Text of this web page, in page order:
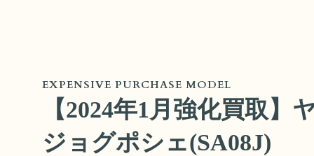
【2024年1月強化買取】
ジョグポシェ(SA08J)
EXPENSIVE PURCHASE MODEL